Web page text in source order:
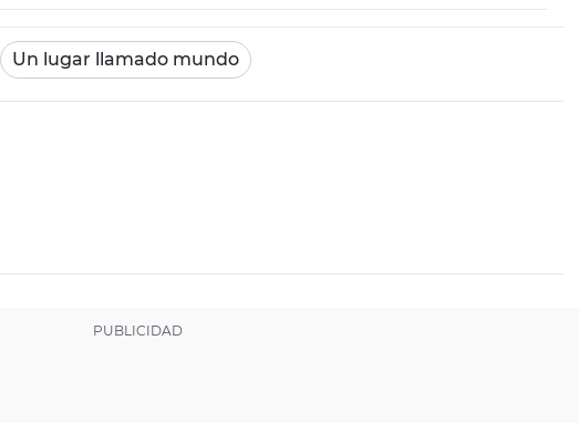
Un lugar llamado mundo